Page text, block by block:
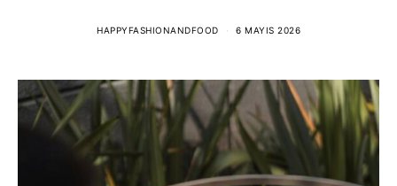
HAPPYFASHIONANDFOOD 6 MAYIS 2026